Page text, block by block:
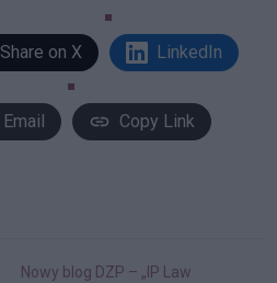
Share on X LinkedIn
Email Copy Link
Nowy blog DZP – „IP Law